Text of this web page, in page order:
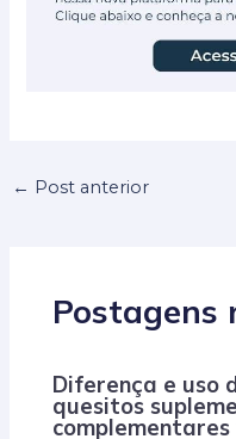
← Post anterior
Postagens
Diferença e uso
quesitos
complementares